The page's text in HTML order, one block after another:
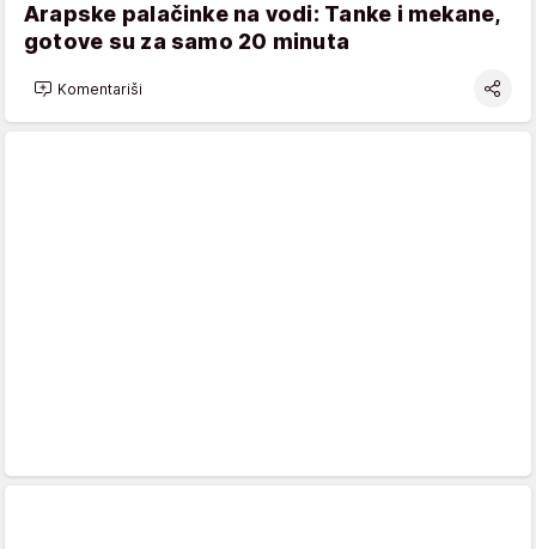
Arapske palačinke na vodi: Tanke i mekane,
gotove su za samo 20 minuta
Komentariši